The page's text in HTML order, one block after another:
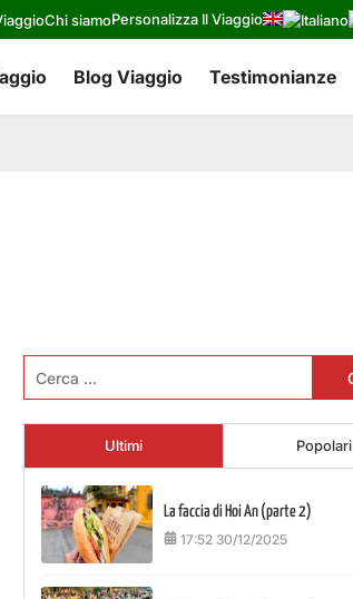
Chi siamoPersonalizza Il Viaggio
Blog Viaggio Testimonianze
per:
Ultimi Popolari
La faccia di Hoi An (parte 2)
17:52 30/12/2025